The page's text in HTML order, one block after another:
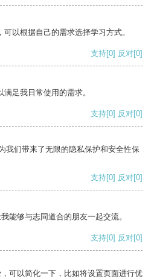
以根据自己的需求选择学习方式。
支持[0] 反对[0]
足我日常使用的需求。
支持[0] 反对[0]
我们带来了无限的隐私保护和安全性保
支持[0] 反对[0]
能够与志同道合的朋友一起交流。
支持[0] 反对[0]
可以简化一下，比如将设置页面进行优